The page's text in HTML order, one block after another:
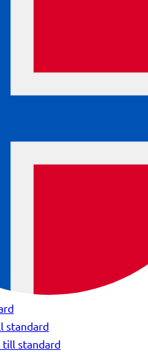
standard
till standard